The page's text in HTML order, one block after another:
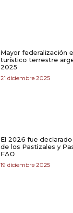
Mayor federalización
turístico terrestre
2025
21 diciembre 2025
El 2026 fue
de los Pastizales y
FAO
19 diciembre 2025